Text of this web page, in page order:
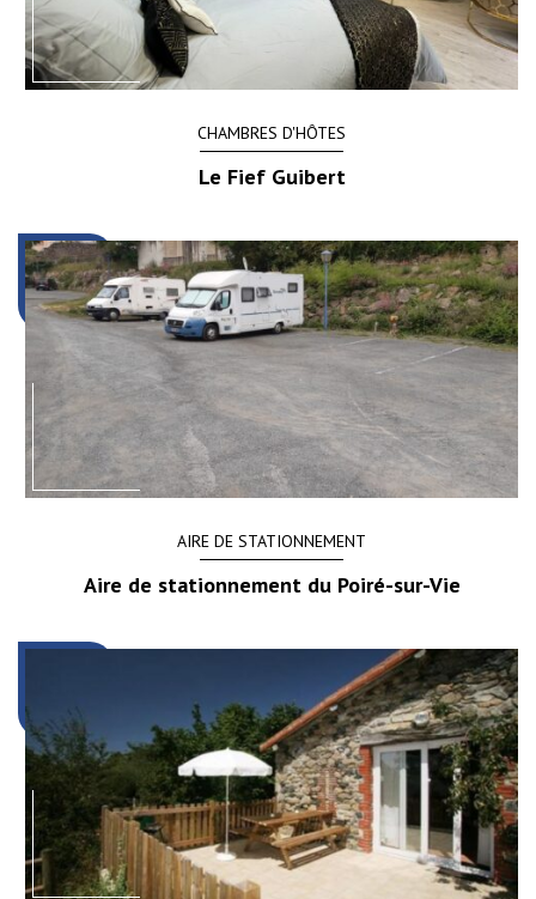
CHAMBRES D'HÔTES
Le Fief Guibert
AIRE DE STATIONNEMENT
Aire de stationnement du Poiré-sur-Vie